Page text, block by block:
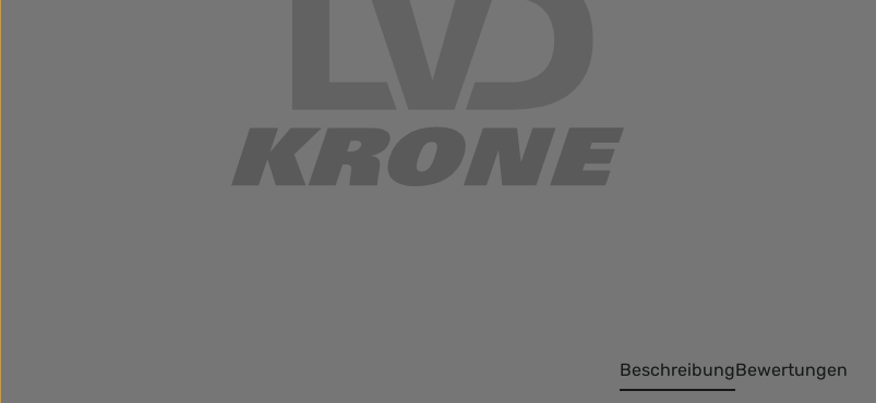
BeschreibungBewertungen